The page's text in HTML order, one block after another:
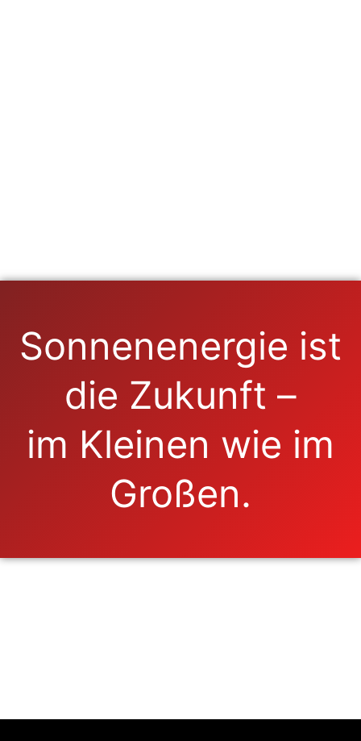
Sonnenenergie ist
die Zukunft –
im Kleinen wie im
Großen.